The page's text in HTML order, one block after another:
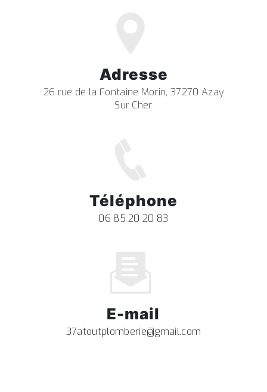
Adresse
26 rue de la Fontaine Morin, 37270 Azay
Sur Cher
Téléphone
06 85 20 20 83
E-mail
37atoutplomberie@gmail.com